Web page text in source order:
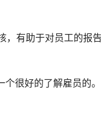
有助于对员工的报
很好的了解雇员的